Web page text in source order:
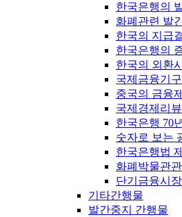
한국은행의
화폐관련 발
한국의 지급
한국은행의
한국의 외환
국제금융기구
중국의 금융
국제경제리
한국은행 70
숫자로 보는
한국은행법
화폐박물관
단기금융시
기타간행물
발간중지 간행물